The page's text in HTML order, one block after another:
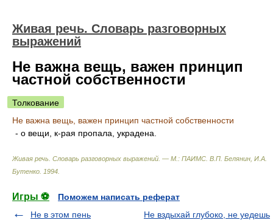
Живая речь. Словарь разговорных
выражений
Не важна вещь, важен принцип
частной собственности
Толкование
Не важна вещь, важен принцип частной собственности
- о вещи, к-рая пропала, украдена.
Живая речь. Словарь разговорных выражений. — М.: ПАИМС В.П. Белянин, И.А.
Бутенко 1994
Игры ⚽
Поможем написать реферат
Не в этом пень
Не вздыхай глубоко, не уедешь